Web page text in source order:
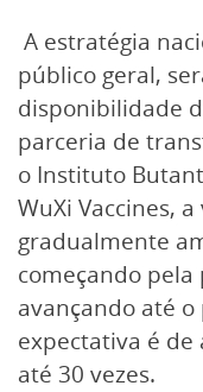
A estratégia
público geral,
disponibilidade
parceria de
o Instituto
WuXi Vaccines,
gradualmente
começando pela
avançando até o
expectativa é
até 30 vezes.